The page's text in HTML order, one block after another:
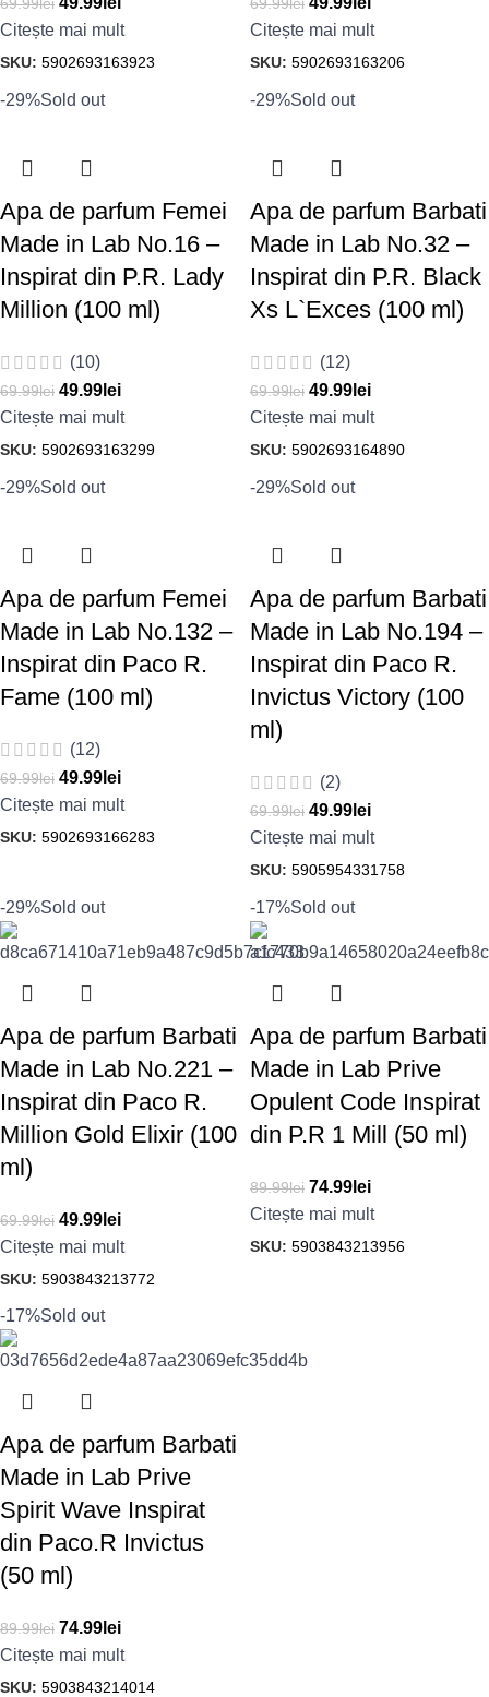
Citește mai mult
SKU: 5902693163923
Citește mai mult
SKU: 5902693163206
-29%Sold out
Apa de parfum Femei
Made in Lab No.16 –
Inspirat din P.R. Lady
Million (100 ml)
(10)
69.99lei 49.99 lei
Citește mai mult
SKU: 5902693163299
-29%Sold out
Apa de parfum Barbati
Made in Lab No.32 –
Inspirat din P.R. Black
Xs L`Exces (100 ml)
(12)
69.99lei 49.99 lei
Citește mai mult
SKU: 5902693164890
-29%Sold out
Apa de parfum Femei
Made in Lab No.132 –
Inspirat din Paco R.
Fame (100 ml)
(12)
69.99lei 49.99 lei
Citește mai mult
SKU: 5902693166283
-29%Sold out
Apa de parfum Barbati
Made in Lab No.194 –
Inspirat din Paco R.
Invictus Victory (100
ml)
(2)
69.99lei 49.99 lei
Citește mai mult
SKU: 5905954331758
-29%Sold out
Apa de parfum Barbati
Made in Lab No.221 –
Inspirat din Paco R.
Million Gold Elixir (100
ml)
69.99lei 49.99 lei
Citește mai mult
SKU: 5903843213772
-17%Sold out
Apa de parfum Barbati
Made in Lab Prive
Opulent Code Inspirat
din P.R 1 Mill (50 ml)
89.99lei 74.99 lei
Citește mai mult
SKU: 5903843213956
-17%Sold out
Apa de parfum Barbati
Made in Lab Prive
Spirit Wave Inspirat
din Paco.R Invictus
(50 ml)
89.99lei 74.99 lei
Citește mai mult
SKU: 5903843214014